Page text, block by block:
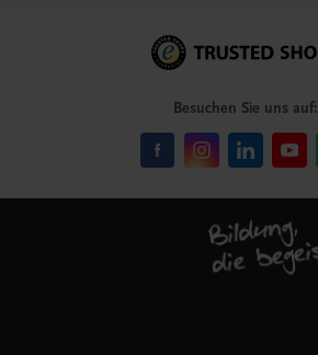
Besuchen Sie uns auf: